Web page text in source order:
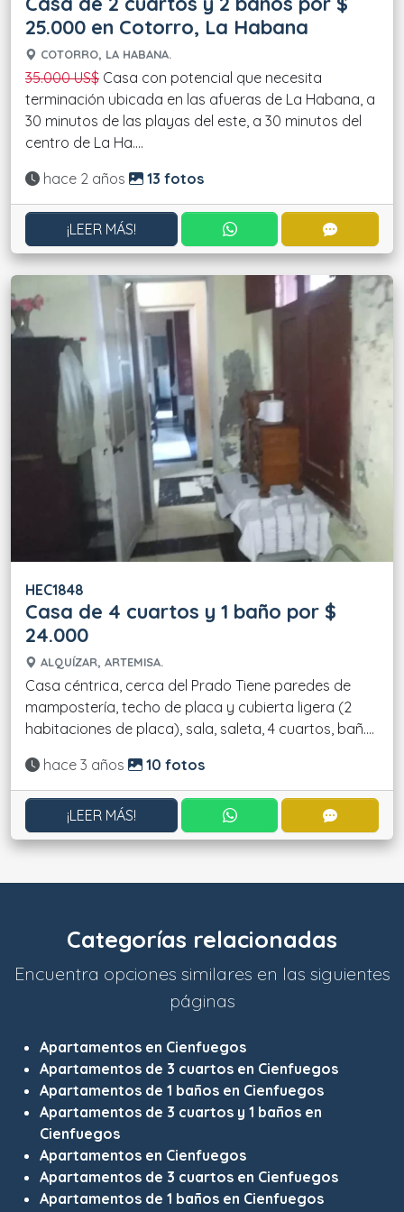
25.000 en Cotorro, La Habana
COTORRO, LA HABANA.
35.000 US$ Casa con potencial que necesita
terminación ubicada en las afueras de La Habana, a
30 minutos de las playas del este, a 30 minutos del
centro de La Ha....
Actualizado:
hace 2 años 13 fotos
¡LEER MÁS! CONTACTAR POR
HEC1848
Casa de 4 cuartos y 1 baño por $
24.000
ALQUÍZAR, ARTEMISA.
Casa céntrica, cerca del Prado Tiene paredes de
mampostería, techo de placa y cubierta ligera (2
habitaciones de placa), sala, saleta, 4 cuartos, bañ....
Actualizado:
hace 3 años 10 fotos
¡LEER MÁS! CONTACTAR POR
Categorías relacionadas
Encuentra opciones similares en las siguientes
páginas
Apartamentos en Cienfuegos
Apartamentos de 3 cuartos en Cienfuegos
Apartamentos de 1 baños en Cienfuegos
Apartamentos de 3 cuartos y 1 baños en
Cienfuegos
Apartamentos en Cienfuegos
Apartamentos de 3 cuartos en Cienfuegos
Apartamentos de 1 baños en Cienfuegos